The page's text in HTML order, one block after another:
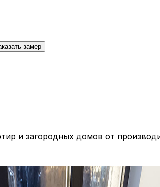
замер
и загородных домов от